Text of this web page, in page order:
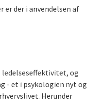
er der i anvendelsen af
ledelseseffektivitet, og
- et i psykologien nyt og
Herunder